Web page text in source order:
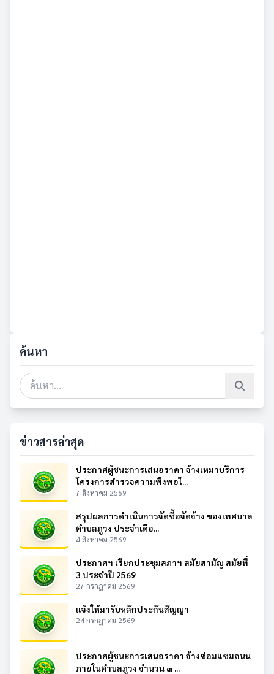
ค้นหา
ข่าวสารล่าสุด
ประกาศผู้ชนะการเสนอราคา จ้างเหมาบริการ
โครงการสำรวจความพึงพอใ...
7 สิงหาคม 2569
สรุปผลการดำเนินการจัดซื้อจัดจ้าง ของเทศบาล
ตำบลภูวง ประจำเดือ...
4 สิงหาคม 2569
ประกาศฯ เรียกประชุมสภาฯ สมัยสามัญ สมัยที่
3 ประจำปี 2569
27 กรกฎาคม 2569
แจ้งให้มารับหลักประกันสัญญา
24 กรกฎาคม 2569
ประกาศผู้ชนะการเสนอราคา จ้างซ่อมแซมถนน
ภายในตำบลภูวง จำนวน ๓ ...